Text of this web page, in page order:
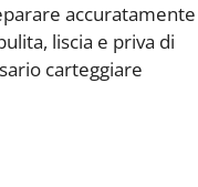
accuratamente
liscia e priva di
carteggiare